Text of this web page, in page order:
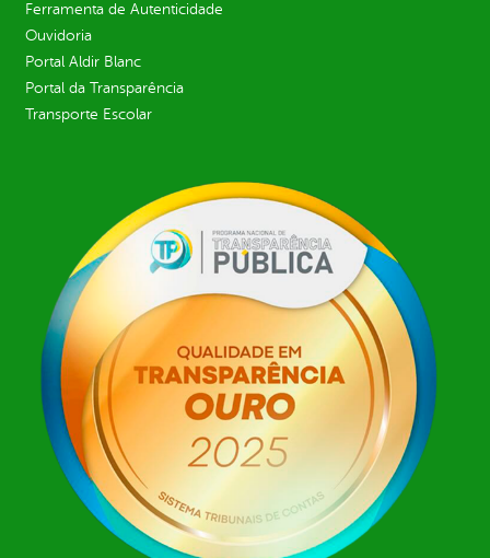
Ferramenta de Autenticidade
Ouvidoria
Portal Aldir Blanc
Portal da Transparência
Transporte Escolar